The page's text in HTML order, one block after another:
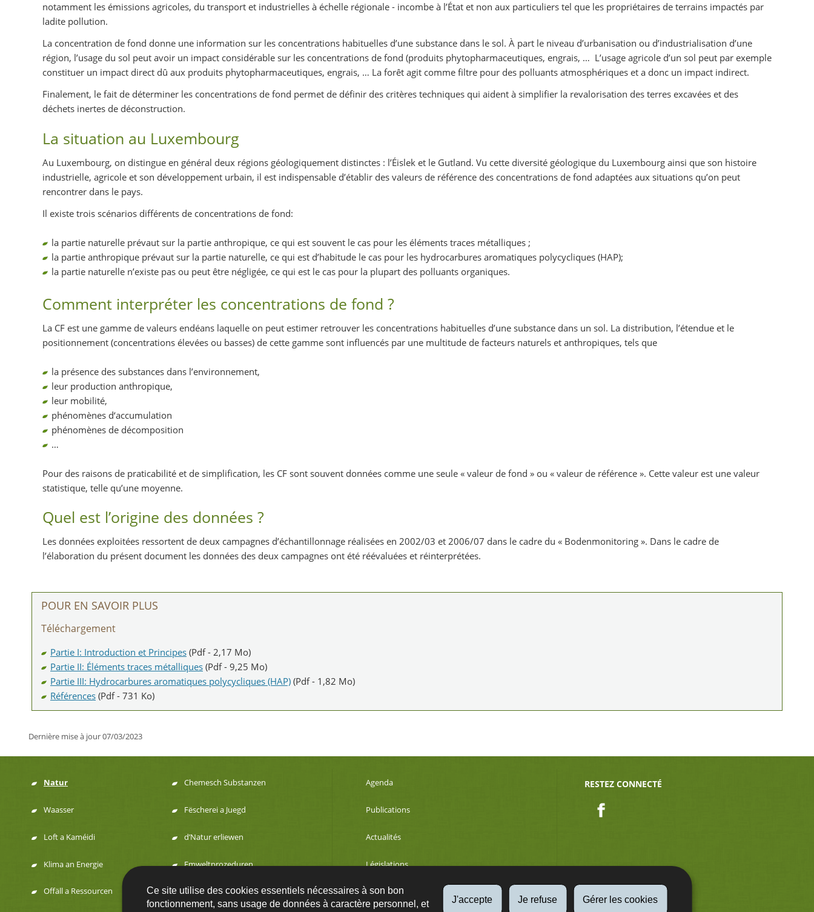
Ce site utilise des cookies essentiels nécessaires à son bon
fonctionnement, sans usage de données à caractère personnel, et
J'accepte Je refuse Gérer les cookies
notamment les émissions agricoles, du transport et industrielles à échelle régionale - incombe à l’État et non aux particuliers tel que les propriétaires de terrains impactés par
ladite pollution.
La concentration de fond donne une information sur les concentrations habituelles d’une substance dans le sol. À part le niveau d’urbanisation ou d’industrialisation d’une
région, l’usage du sol peut avoir un impact considérable sur les concentrations de fond (produits phytopharmaceutiques, engrais, … L’usage agricole d’un sol peut par exemple
constituer un impact direct dû aux produits phytopharmaceutiques, engrais, … La forêt agit comme filtre pour des polluants atmosphériques et a donc un impact indirect.
Finalement, le fait de déterminer les concentrations de fond permet de définir des critères techniques qui aident à simplifier la revalorisation des terres excavées et des
déchets inertes de déconstruction.
La situation au Luxembourg
Au Luxembourg, on distingue en général deux régions géologiquement distinctes : l’Éislek et le Gutland. Vu cette diversité géologique du Luxembourg ainsi que son histoire
industrielle, agricole et son développement urbain, il est indispensable d’établir des valeurs de référence des concentrations de fond adaptées aux situations qu’on peut
rencontrer dans le pays.
Il existe trois scénarios différents de concentrations de fond:
la partie naturelle prévaut sur la partie anthropique, ce qui est souvent le cas pour les éléments traces métalliques ;
la partie anthropique prévaut sur la partie naturelle, ce qui est d’habitude le cas pour les hydrocarbures aromatiques polycycliques (HAP);
la partie naturelle n’existe pas ou peut être négligée, ce qui est le cas pour la plupart des polluants organiques.
Comment interpréter les concentrations de fond ?
La CF est une gamme de valeurs endéans laquelle on peut estimer retrouver les concentrations habituelles d’une substance dans un sol. La distribution, l’étendue et le
positionnement (concentrations élevées ou basses) de cette gamme sont influencés par une multitude de facteurs naturels et anthropiques, tels que
la présence des substances dans l’environnement,
leur production anthropique,
leur mobilité,
phénomènes d‘accumulation
phénomènes de décomposition
…
Pour des raisons de praticabilité et de simplification, les CF sont souvent données comme une seule « valeur de fond » ou « valeur de référence ». Cette valeur est une valeur
statistique, telle qu’une moyenne.
Quel est l’origine des données ?
Les données exploitées ressortent de deux campagnes d’échantillonnage réalisées en 2002/03 et 2006/07 dans le cadre du « Bodenmonitoring ». Dans le cadre de
l’élaboration du présent document les données des deux campagnes ont été réévaluées et réinterprétées.
POUR EN SAVOIR PLUS
Téléchargement
Partie I: Introduction et Principes (Pdf - 2,17 Mo)
Partie II: Éléments traces métalliques (Pdf - 9,25 Mo)
Partie III: Hydrocarbures aromatiques polycycliques (HAP) (Pdf - 1,82 Mo)
Références (Pdf - 731 Ko)
Dernière mise à jour07/03/2023
Menu
de
navigation
Natur
Waasser
Loft a Kaméidi
Klima an Energie
Offäll a Ressourcen
Chemesch Substanzen
Fëscherei a Juegd
d’Natur erliewen
Emweltprozeduren
Agenda
Publications
Actualités
Législations
Développement durable
RESTEZ CONNECTÉ